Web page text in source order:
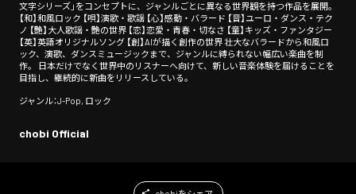
文字シリーズ」をコンセプトに、ジャンルごとに異なる世界観を持つ作品を展開。
【和】和風ロック 【唄】演歌・歌謡 【心】感動・バラード 【音】ユーロ・ダンス・テク
ノ 【艶】大人歌謡・艶の世界 【恋】恋愛・青春・切なさ 【童】キッズ・ファンタジー
【英】英語オリジナルソング 【創】AIが描く創作の世界 壮大なバラードから和風ロ
ック、演歌、ダンスミュージックまで、ジャンルに縛られない幅広い楽曲を制
作。 日本だけでなく世界中のリスナーへ向けて、新しい音楽体験を届けることを
目指し、継続的に新曲をリリースしている。
ジャンル：J-Pop, ロック
chobi Official